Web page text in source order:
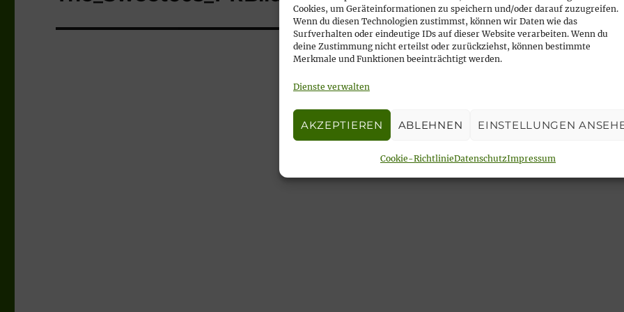
Cookies, um Geräteinformationen zu speichern und/oder darauf zuzugreifen.
Wenn du diesen Technologien zustimmst, können wir Daten wie das
Surfverhalten oder eindeutige IDs auf dieser Website verarbeiten. Wenn du
deine Zustimmung nicht erteilst oder zurückziehst, können bestimmte
Merkmale und Funktionen beeinträchtigt werden.
Dienste verwalten
AKZEPTIEREN ABLEHNEN EINSTELLUNGEN
Cookie-RichtlinieDatenschutzImpressum